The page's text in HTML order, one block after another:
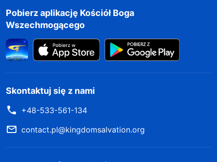
Pobierz aplikację Kościół Boga
Wszechmogącego
Skontaktuj się z nami
+48-533-561-134
contact.pl@kingdomsalvation.org